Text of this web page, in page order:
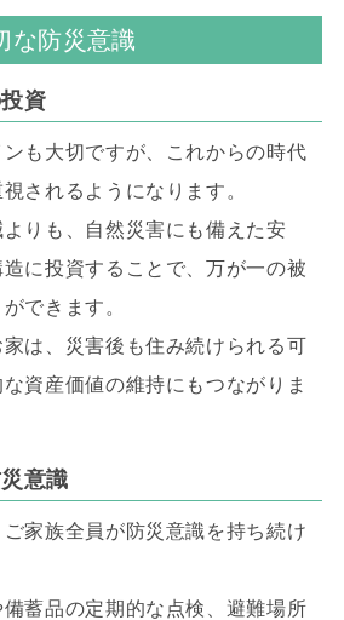
な防災意識
資
も大切ですが、これからの時代
されるようになります。
りも、自然災害にも備えた安
に投資することで、万が一の被
できます。
は、災害後も住み続けられる可
資産価値の維持にもつながりま
意識
家族全員が防災意識を持ち続け
蓄品の定期的な点検、避難場所